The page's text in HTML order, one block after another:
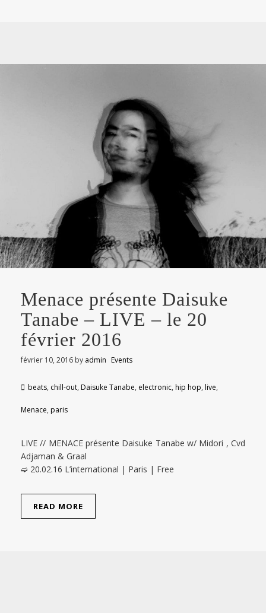
Menace présente Daisuke
Tanabe – LIVE – le 20
février 2016
février 10, 2016 by admin Events
beats, chill-out, Daisuke Tanabe, electronic, hip hop, live,
Menace, paris
LIVE // MENACE présente Daisuke Tanabe w/ Midori , Cvd
Adjaman & Graal
➫ 20.02.16 L’international | Paris | Free
READ MORE